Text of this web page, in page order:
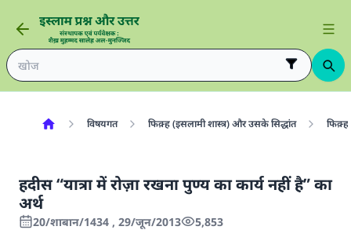
विषयगत फिक़्ह (इसलामी शास्त्र) और उसके सिद्धांत फिक़्ह
हदीस “यात्रा में रोज़ा रखना पुण्य का कार्य नहीं है” का
अर्थ
20/शाबान/1434 , 29/जून/2013 5,853